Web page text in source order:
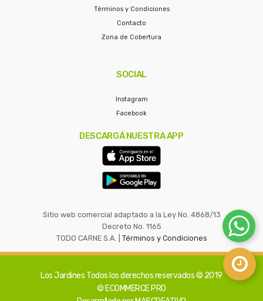
Términos y Condiciones
Contacto
Zona de Cobertura
SOCIAL
Instagram
Facebook
DESCARGÁ NUESTRA APP
Sitio web comercial adaptado a la Ley No. 4868/13
Decreto No. 1165
TODO CARNE S.A. | Términos y Condiciones
Los Jardines Todos los derechos reservados © 2019
© ECOMMERCE PRO